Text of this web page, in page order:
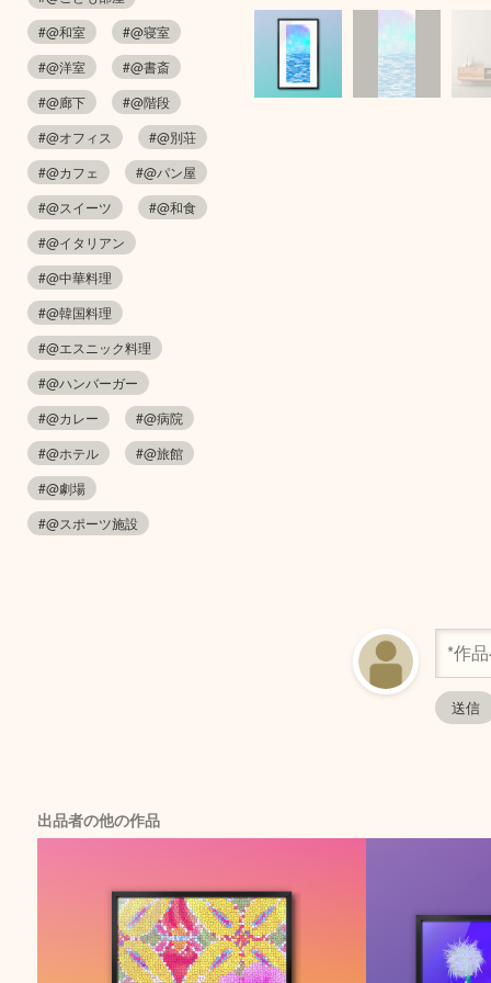
#@和室
#@寝室
#@洋室
#@書斎
#@廊下
#@階段
#@オフィス
#@別荘
#@カフェ
#@パン屋
#@スイーツ
#@和食
#@イタリアン
#@中華料理
#@韓国料理
#@エスニック料理
#@ハンバーガー
#@カレー
#@病院
#@ホテル
#@旅館
#@劇場
#@スポーツ施設
出品者の他の作品